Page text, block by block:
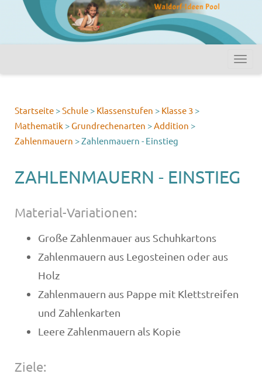
Startseite >Schule > Klassenstufen > Klasse 3 >
Mathematik >Grundrechenarten >Addition >
Zahlenmauern >Zahlenmauern - Einstieg
ZAHLENMAUERN - EINSTIEG
Material-Variationen:
Große Zahlenmauer aus Schuhkartons
Zahlenmauern aus Legosteinen oder aus
Holz
Zahlenmauern aus Pappe mit Klettstreifen
und Zahlenkarten
Leere Zahlenmauern als Kopie
Ziele: